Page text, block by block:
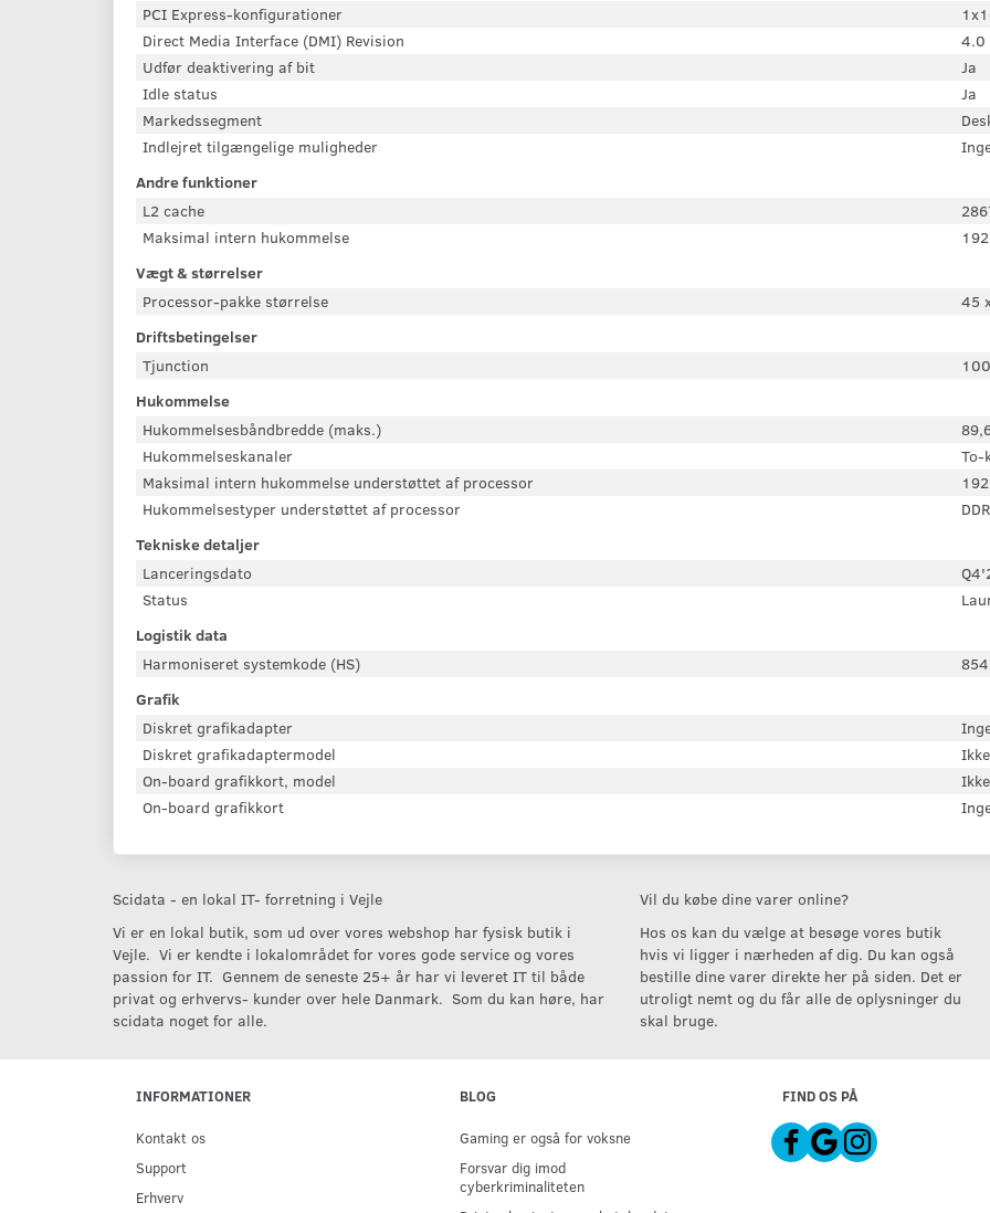
PCI Express-konfigurationer
Direct Media Interface (DMI) Revision
4.0
Udfør deaktivering af bit
Ja
Idle status
Ja
Markedssegment
Indlejret tilgængelige muligheder
Andre funktioner
L2 cache
Maksimal intern hukommelse
Vægt & størrelser
Processor-pakke størrelse
45
Driftsbetingelser
Tjunction
Hukommelse
Hukommelsesbåndbredde (maks.)
Hukommelseskanaler
To-
Maksimal intern hukommelse understøttet af processor
Hukommelsestyper understøttet af processor
Tekniske detaljer
Lanceringsdato
Status
Logistik data
Harmoniseret systemkode (HS)
Grafik
Diskret grafikadapter
Diskret grafikadaptermodel
On-board grafikkort, model
On-board grafikkort
Scidata - en lokal IT- forretning i Vejle
Vi er en lokal butik, som ud over vores webshop har fysisk butik i
Vejle. Vi er kendte i lokalområdet for vores gode service og vores
passion for IT. Gennem de seneste 25+ år har vi leveret IT til både
privat og erhvervs- kunder over hele Danmark. Som du kan høre, har
scidata noget for alle.
Vil du købe dine varer online?
Hos os kan du vælge at besøge vores butik
hvis vi ligger i nærheden af dig. Du kan også
bestille dine varer direkte her på siden. Det er
utroligt nemt og du får alle de oplysninger du
skal bruge.
INFORMATIONER
Kontakt os
Support
Erhverv
BLOG
Gaming er også for voksne
Forsvar dig imod
cyberkriminaliteten
FIND OS PÅ